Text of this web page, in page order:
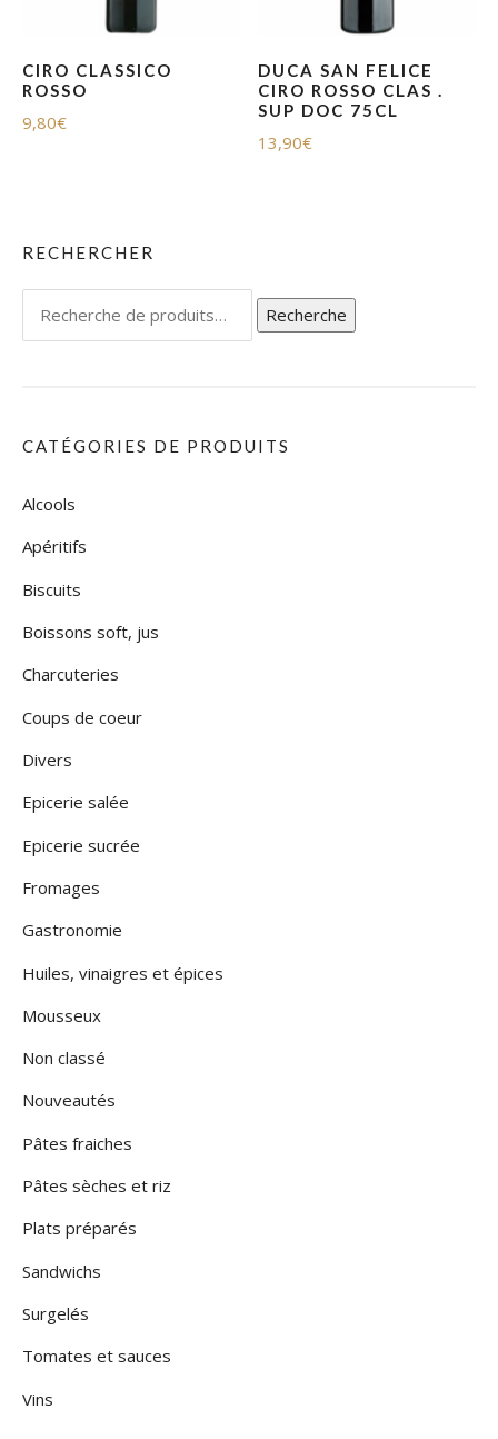
CIRO CLASSICO
ROSSO
9,80€
DUCA SAN FELICE
CIRO ROSSO CLAS .
SUP DOC 75CL
13,90€
RECHERCHER
Recherche
CATÉGORIES DE PRODUITS
Alcools
Apéritifs
Biscuits
Boissons soft, jus
Charcuteries
Coups de coeur
Divers
Epicerie salée
Epicerie sucrée
Fromages
Gastronomie
Huiles, vinaigres et épices
Mousseux
Non classé
Nouveautés
Pâtes fraiches
Pâtes sèches et riz
Plats préparés
Sandwichs
Surgelés
Tomates et sauces
Vins